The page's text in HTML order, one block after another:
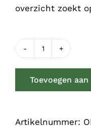
overzicht zoekt
Notebook
Basis
Terra
Toevoegen
Artikelnummer: